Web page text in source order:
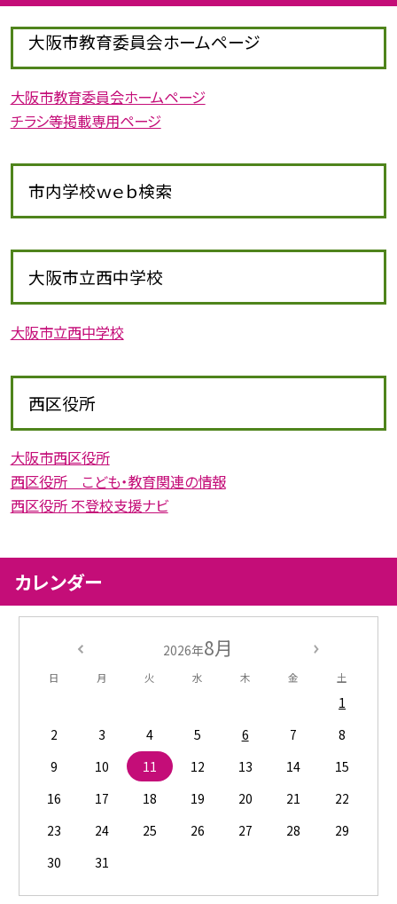
大阪市教育委員会ホームページ
大阪市教育委員会ホームページ
チラシ等掲載専用ページ
市内学校ｗｅｂ検索
大阪市立西中学校
大阪市立西中学校
西区役所
大阪市西区役所
西区役所 こども・教育関連の情報
西区役所 不登校支援ナビ
カレンダー
2026年8月
日 月 火 水 木 金 土
1
2
3 4 5 6 7
8
9
10 11 12 13 14
15
16
17 18 19 20 21
22
23
24 25 26 27 28
29
30
31